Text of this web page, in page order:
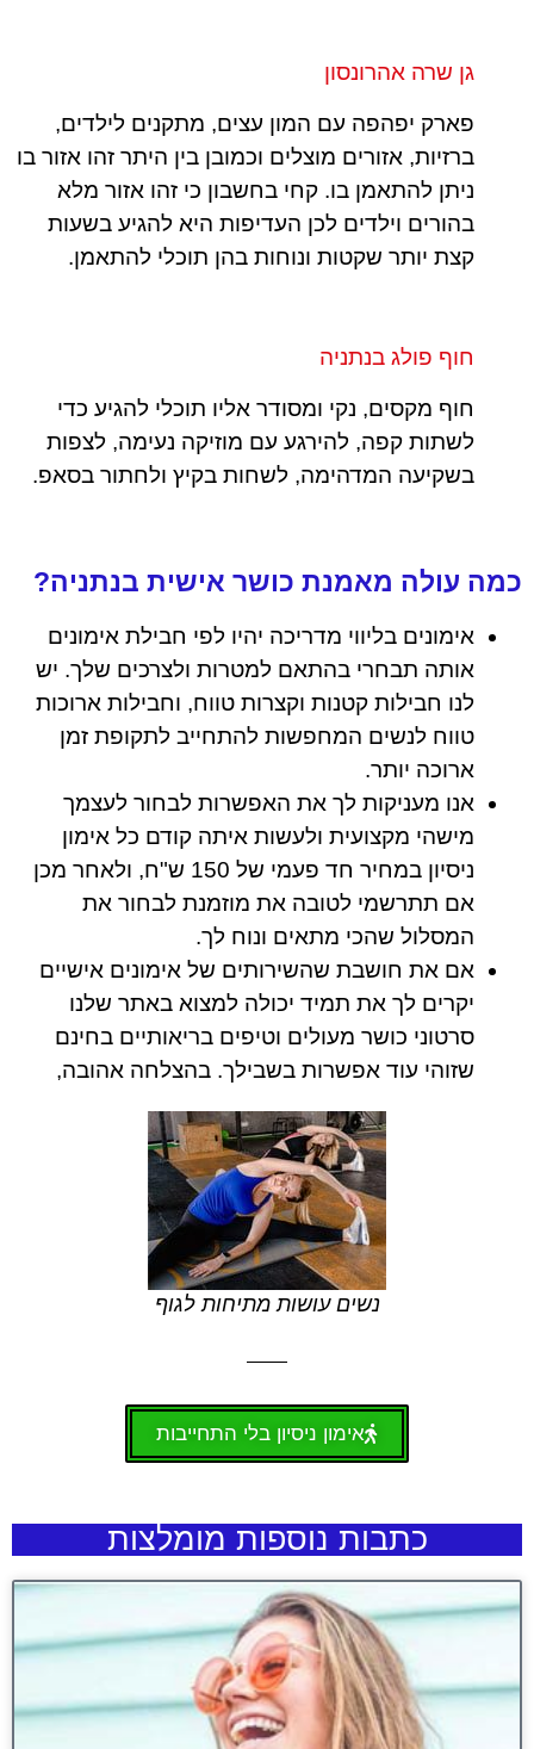
גן שרה אהרונסון
פארק יפהפה עם המון עצים, מתקנים לילדים,
ברזיות, אזורים מוצלים וכמובן בין היתר זהו אזור בו
ניתן להתאמן בו. קחי בחשבון כי זהו אזור מלא
בהורים וילדים לכן העדיפות היא להגיע בשעות
קצת יותר שקטות ונוחות בהן תוכלי להתאמן.
חוף פולג בנתניה
חוף מקסים, נקי ומסודר אליו תוכלי להגיע כדי
לשתות קפה, להירגע עם מוזיקה נעימה, לצפות
בשקיעה המדהימה, לשחות בקיץ ולחתור בסאפ.
כמה עולה מאמנת כושר אישית בנתניה?
אימונים בליווי מדריכה יהיו לפי חבילת אימונים
אותה תבחרי בהתאם למטרות ולצרכים שלך. יש
לנו חבילות קטנות וקצרות טווח, וחבילות ארוכות
טווח לנשים המחפשות להתחייב לתקופת זמן
ארוכה יותר.
אנו מעניקות לך את האפשרות לבחור לעצמך
מישהי מקצועית ולעשות איתה קודם כל אימון
ניסיון במחיר חד פעמי של 150 ש"ח
, ולאחר מכן
אם תתרשמי לטובה את מוזמנת לבחור את
המסלול שהכי מתאים ונוח לך.
אם את חושבת שהשירותים של אימונים אישיים
יקרים לך את תמיד יכולה למצוא באתר שלנו
סרטוני כושר מעולים וטיפים בריאותיים בחינם
שזוהי עוד אפשרות בשבילך. בהצלחה אהובה,
נשים עושות מתיחות לגוף
אימון ניסיון בלי התחייבות
כתבות נוספות מומלצות